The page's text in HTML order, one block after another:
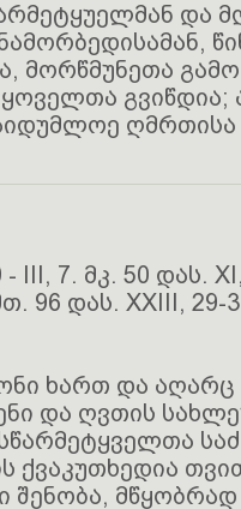
და
მორწმუნეთა
გვიწდია;
III, 7. მკ. 50 დას.
96 დას. XXIII, 29-
ხართ და აღარც
და ღვთის
მწყობრად